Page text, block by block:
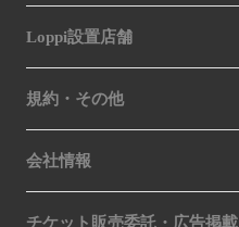
Loppi設置店舗
規約・その他
会社情報
チケット販売委託・広告掲載